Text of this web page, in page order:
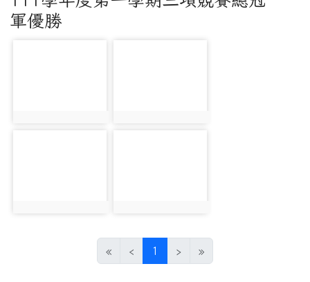
軍優勝
« ‹ 1 (current)
› »